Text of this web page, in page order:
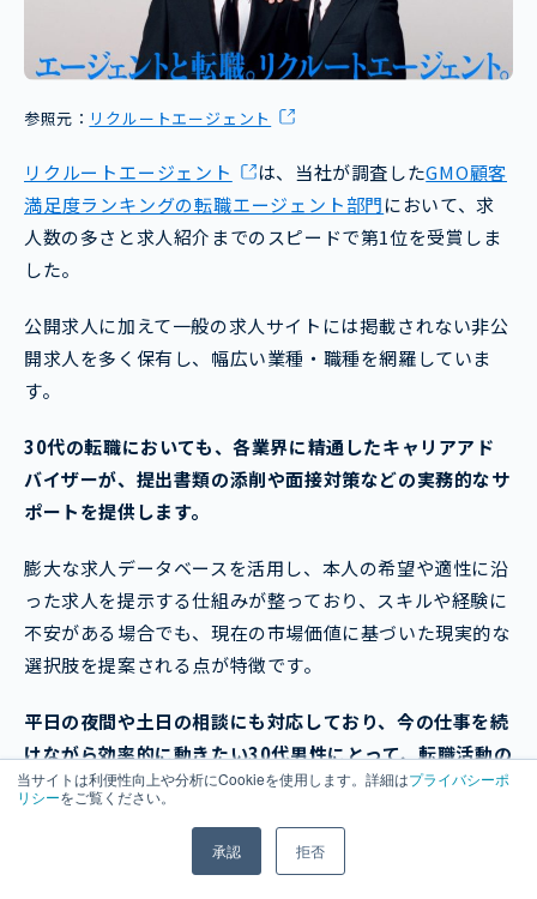
当サイトは利便性向上や分析にCookieを使用します。詳細はプライバシーポ
リシーをご覧ください。
承認 拒否
参照元： リクルートエージェント
リクルートエージェント は、当社が調査したGMO顧客
満足度ランキングの転職エージェント部門において、求
人数の多さと求人紹介までのスピードで第1位を受賞しま
した。
公開求人に加えて一般の求人サイトには掲載されない非公
開求人を多く保有し、幅広い業種・職種を網羅していま
す。
30代の転職においても、各業界に精通したキャリアアド
バイザーが、提出書類の添削や面接対策などの実務的なサ
ポートを提供します。
膨大な求人データベースを活用し、本人の希望や適性に沿
った求人を提示する仕組みが整っており、スキルや経験に
不安がある場合でも、現在の市場価値に基づいた現実的な
選択肢を提案される点が特徴です。
平日の夜間や土日の相談にも対応しており、今の仕事を続
けながら効率的に動きたい30代男性にとって、転職活動の
最初の拠点として最も頼りになるサービスです。
無料会員登録をする